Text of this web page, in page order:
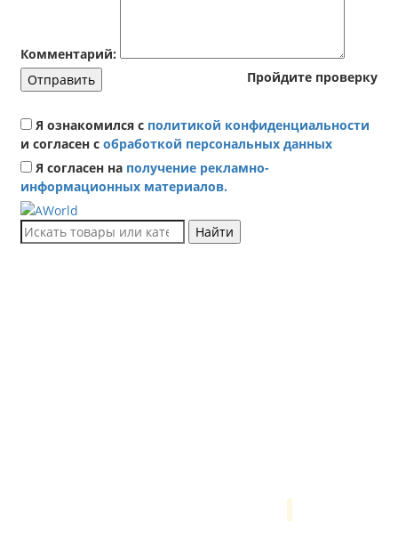
Комментарий:
Пройдите проверку
Отправить
Я ознакомился с политикой конфиденциальности
и согласен с обработкой персональных данных
Я согласен на получение рекламно-
информационных материалов.
Найти